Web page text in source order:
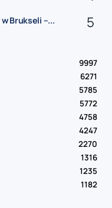
Brukseli –...
9997
6271
5785
5772
4758
4247
2270
1316
1235
1182